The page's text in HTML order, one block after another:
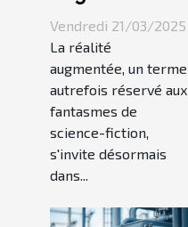
dans
l'éducation
quels bénéfices
pour les élèves
et enseignants
Vendredi 21/03/2025
La réalité
augmentée, un terme
autrefois réservé aux
fantasmes de
science-fiction,
s'invite désormais
dans...